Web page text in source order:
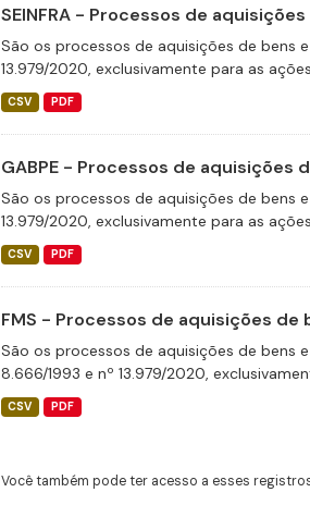
SEINFRA - Processos de
São os processos de aquisições de bens
13.979/2020, exclusivamente para as
CSV PDF
GABPE - Processos de aquisições
São os processos de aquisições de bens
13.979/2020, exclusivamente para as
CSV PDF
FMS - Processos de aquisições de
São os processos de aquisições de bens
8.666/1993 e nº 13.979/2020,
CSV PDF
Você também pode ter acesso a esses